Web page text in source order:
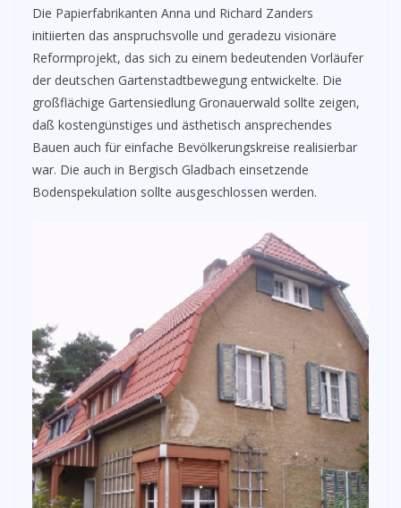
Die Papierfabrikanten Anna und Richard Zanders
initiierten das anspruchsvolle und geradezu visionäre
Reformprojekt, das sich zu einem bedeutenden Vorläufer
der deutschen Gartenstadtbewegung entwickelte. Die
großflächige Gartensiedlung Gronauerwald sollte zeigen,
daß kostengünstiges und ästhetisch ansprechendes
Bauen auch für einfache Bevölkerungskreise realisierbar
war. Die auch in Bergisch Gladbach einsetzende
Bodenspekulation sollte ausgeschlossen werden.